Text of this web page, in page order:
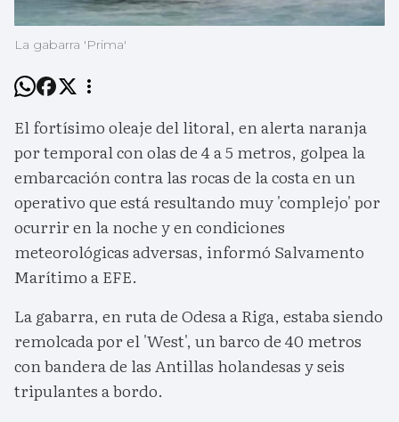
La gabarra 'Prima'
El fortísimo oleaje del litoral, en alerta naranja
por temporal con olas de 4 a 5 metros, golpea la
embarcación contra las rocas de la costa en un
operativo que está resultando muy 'complejo' por
ocurrir en la noche y en condiciones
meteorológicas adversas, informó Salvamento
Marítimo a EFE.
La gabarra, en ruta de Odesa a Riga, estaba siendo
remolcada por el 'West', un barco de 40 metros
con bandera de las Antillas holandesas y seis
tripulantes a bordo.